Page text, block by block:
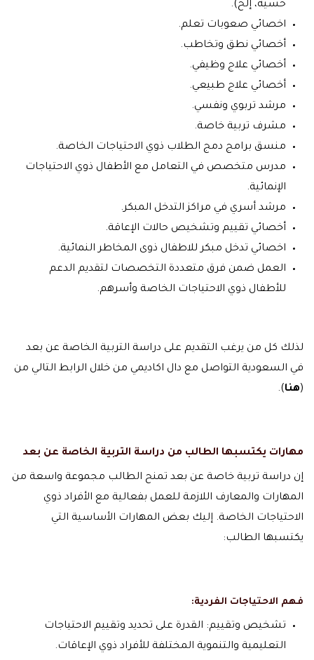
حسية، إلخ).
اخصائي صعوبات تعلم.
أخصائي نطق وتخاطب.
أخصائي علاج وظيفي.
أخصائي علاج طبيعي.
مرشد تربوي ونفسي.
مشرف تربية خاصة.
منسق برامج دمج الطلاب ذوي الاحتياجات الخاصة.
مدرس متخصص في التعامل مع الأطفال ذوي الاحتياجات
الإنمائية.
مرشد أسري في مراكز التدخل المبكر.
أخصائي تقييم وتشخيص حالات الإعاقة.
اخصائي تدخل مبكر للاطفال ذوى المخاطر النمائية.
العمل ضمن فرق متعددة التخصصات لتقديم الدعم
للأطفال ذوي الاحتياجات الخاصة وأسرهم.
لذلك كل من يرغب التقديم على دراسة التربية الخاصة عن بعد
في السعودية التواصل مع دال اكاديمي من خلال الرابط التالي من
(هنا).
مهارات يكتسبها الطالب من دراسة التربية الخاصة عن بعد
إن دراسة تربية خاصة عن بعد تمنح الطالب مجموعة واسعة من
المهارات والمعارف اللازمة للعمل بفعالية مع الأفراد ذوي
الاحتياجات الخاصة. إليك بعض المهارات الأساسية التي
يكتسبها الطالب:
فهم الاحتياجات الفردية:
تشخيص وتقييم: القدرة على تحديد وتقييم الاحتياجات
التعليمية والتنموية المختلفة للأفراد ذوي الإعاقات.